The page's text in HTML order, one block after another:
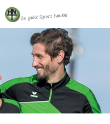
Skip
to
content